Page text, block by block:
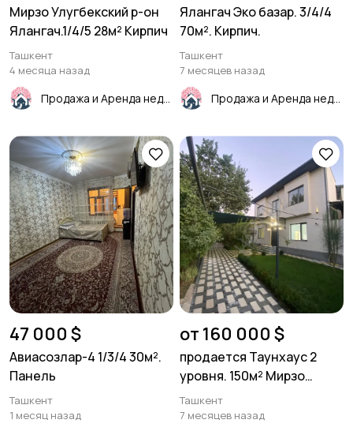
Мирзо Улугбекский р-он
Ялангач.1/4/5 28м² Кирпич
Ташкент
4 месяца назад
Ялангач Эко базар. 3/4/4
70м². Кирпич.
Ташкент
7 месяцев назад
47 000 $
Авиасозлар-4 1/3/4 30м².
Панель
Ташкент
1 месяц назад
от 160 000 $
продается Таунхаус 2
уровня. 150м² Мирзо
Улугбекский р-он Академ
Городок
Ташкент
7 месяцев назад